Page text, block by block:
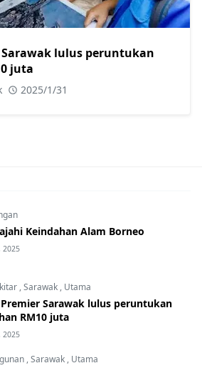
lulus peruntukan
juta
2025/1/31
Keindahan Alam Borneo
2025
,Sarawak , Utama
Sarawak lulus peruntukan
RM10 juta
2025
,Sarawak , Utama